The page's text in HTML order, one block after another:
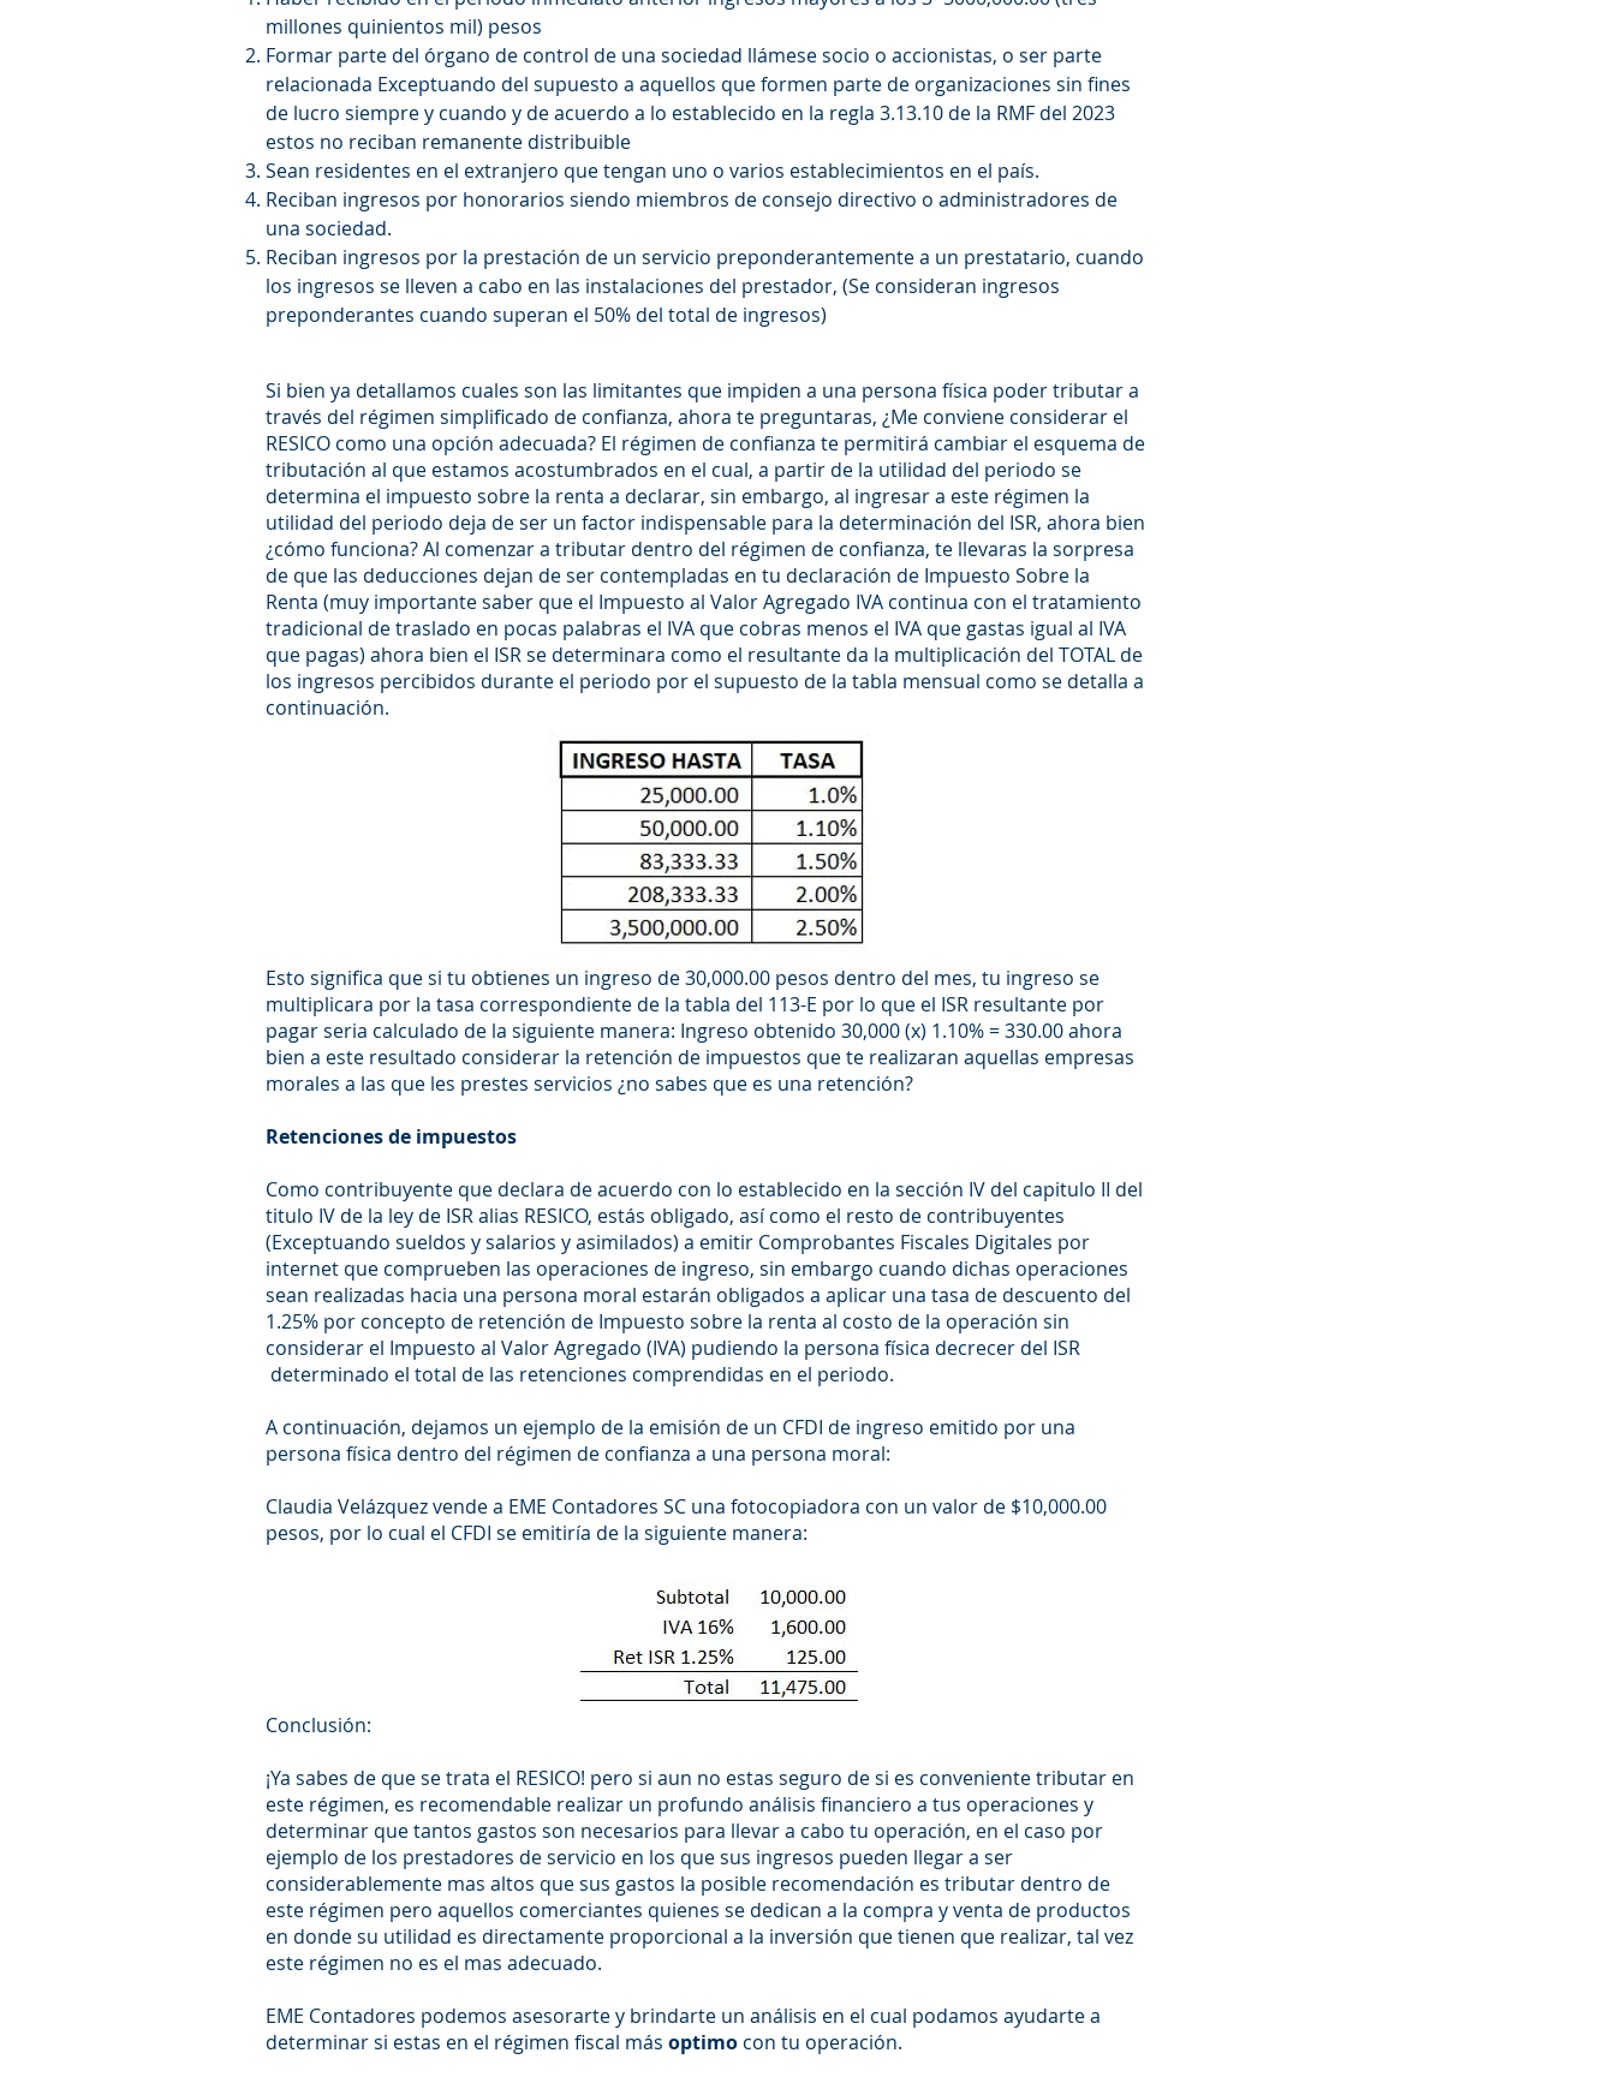
millones quinientos mil) pesos
Formar parte del órgano de control de una sociedad llámese socio o accionistas, o ser parte
relacionada Exceptuando del supuesto a aquellos que formen parte de organizaciones sin fines
de lucro siempre y cuando y de acuerdo a lo establecido en la regla 3.13.10 de la RMF del 2023
estos no reciban remanente distribuible
Sean residentes en el extranjero que tengan uno o varios establecimientos en el país.
Reciban ingresos por honorarios siendo miembros de consejo directivo o administradores de
una sociedad.
Reciban ingresos por la prestación de un servicio preponderantemente a un prestatario, cuando
los ingresos se lleven a cabo en las instalaciones del prestador, (Se consideran ingresos
preponderantes cuando superan el 50% del total de ingresos)
Si bien ya detallamos cuales son las limitantes que impiden a una persona física poder tributar a
través del régimen simplificado de confianza, ahora te preguntaras, ¿Me conviene considerar el
RESICO como una opción adecuada? El régimen de confianza te permitirá cambiar el esquema de
tributación al que estamos acostumbrados en el cual, a partir de la utilidad del periodo se
determina el impuesto sobre la renta a declarar, sin embargo, al ingresar a este régimen la
utilidad del periodo deja de ser un factor indispensable para la determinación del ISR, ahora bien
¿cómo funciona? Al comenzar a tributar dentro del régimen de confianza, te llevaras la sorpresa
de que las deducciones dejan de ser contempladas en tu declaración de Impuesto Sobre la
Renta (muy importante saber que el Impuesto al Valor Agregado IVA continua con el tratamiento
tradicional de traslado en pocas palabras el IVA que cobras menos el IVA que gastas igual al IVA
que pagas) ahora bien el ISR se determinara como el resultante da la multiplicación del TOTAL de
los ingresos percibidos durante el periodo por el supuesto de la tabla mensual como se detalla a
continuación.
Esto significa que si tu obtienes un ingreso de 30,000.00 pesos dentro del mes, tu ingreso se
multiplicara por la tasa correspondiente de la tabla del 113-E por lo que el ISR resultante por
pagar seria calculado de la siguiente manera: Ingreso obtenido 30,000 (x) 1.10% = 330.00 ahora
bien a este resultado considerar la retención de impuestos que te realizaran aquellas empresas
morales a las que les prestes servicios ¿no sabes que es una retención?
Retenciones de impuestos
Como contribuyente que declara de acuerdo con lo establecido en la sección IV del capitulo II del
titulo IV de la ley de ISR alias RESICO, estás obligado, así como el resto de contribuyentes
(Exceptuando sueldos y salarios y asimilados) a emitir Comprobantes Fiscales Digitales por
internet que comprueben las operaciones de ingreso, sin embargo cuando dichas operaciones
sean realizadas hacia una persona moral estarán obligados a aplicar una tasa de descuento del
1.25% por concepto de retención de Impuesto sobre la renta al costo de la operación sin
considerar el Impuesto al Valor Agregado (IVA) pudiendo la persona física decrecer del ISR
determinado el total de las retenciones comprendidas en el periodo.
A continuación, dejamos un ejemplo de la emisión de un CFDI de ingreso emitido por una
persona física dentro del régimen de confianza a una persona moral:
Claudia Velázquez vende a EME Contadores SC una fotocopiadora con un valor de $10,000.00
pesos, por lo cual el CFDI se emitiría de la siguiente manera:
Conclusión:
¡Ya sabes de que se trata el RESICO! pero si aun no estas seguro de si es conveniente tributar en
este régimen, es recomendable realizar un profundo análisis financiero a tus operaciones y
determinar que tantos gastos son necesarios para llevar a cabo tu operación, en el caso por
ejemplo de los prestadores de servicio en los que sus ingresos pueden llegar a ser
considerablemente mas altos que sus gastos la posible recomendación es tributar dentro de
este régimen pero aquellos comerciantes quienes se dedican a la compra y venta de productos
en donde su utilidad es directamente proporcional a la inversión que tienen que realizar, tal vez
este régimen no es el mas adecuado.
EME Contadores podemos asesorarte y brindarte un análisis en el cual podamos ayudarte a
determinar si estas en el régimen fiscal más optimo con tu operación.